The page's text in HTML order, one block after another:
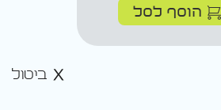
הוסף לסל
ביטול